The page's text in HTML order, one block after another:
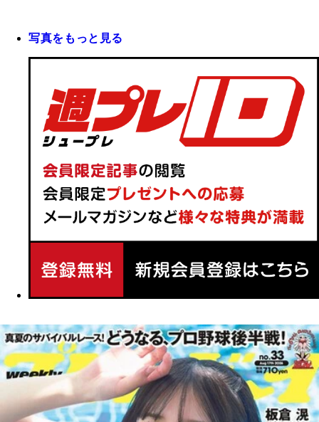
写真をもっと見る